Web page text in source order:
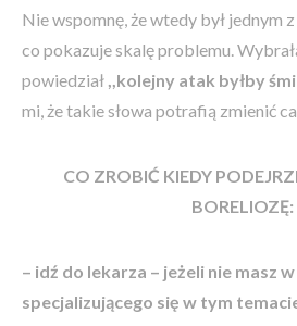
Nie wspomnę, że wtedy był jednym
co pokazuje skalę problemu.
powiedział ,,kolejny atak byłby
mi, że takie słowa potrafią zmienić
CO ZROBIĆ KIEDY
BORELIOZĘ:
– idź do lekarza – jeżeli nie masz
specjalizującego się w tym